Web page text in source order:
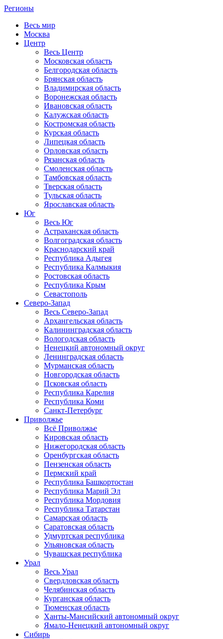
Регионы
Весь мир
Москва
Центр
Весь Центр
Московская область
Белгородская область
Брянская область
Владимирская область
Воронежская область
Ивановская область
Калужская область
Костромская область
Курская область
Липецкая область
Орловская область
Рязанская область
Смоленская область
Тамбовская область
Тверская область
Тульская область
Ярославская область
Юг
Весь Юг
Астраханская область
Волгоградская область
Краснодарский край
Республика Адыгея
Республика Калмыкия
Ростовская область
Республика Крым
Севастополь
Северо-Запад
Весь Северо-Запад
Архангельская область
Калининградская область
Вологодская область
Ненецкий автономный округ
Ленинградская область
Мурманская область
Новгородская область
Псковская область
Республика Карелия
Республика Коми
Санкт-Петербург
Приволжье
Всё Приволжье
Кировская область
Нижегородская область
Оренбургская область
Пензенская область
Пермский край
Республика Башкортостан
Республика Марий Эл
Республика Мордовия
Республика Татарстан
Самарская область
Саратовская область
Удмуртская республика
Ульяновская область
Чувашская республика
Урал
Весь Урал
Свердловская область
Челябинская область
Курганская область
Тюменская область
Ханты-Мансийский автономный округ
Ямало-Ненецкий автономный округ
Сибирь